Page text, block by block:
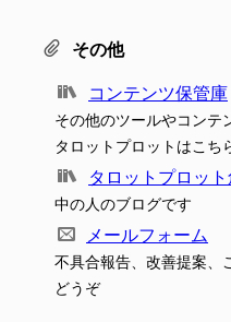
その他
コンテンツ保管庫
その他のツールやコンテ
タロットプロットはこち
タロットプロッ
中の人のブログです
メールフォーム
不具合報告、改善提案、
どうぞ